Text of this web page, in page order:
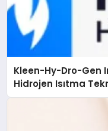
Kleen-Hy-Dro-Gen
Hidrojen Isıtma
Düzenleyici